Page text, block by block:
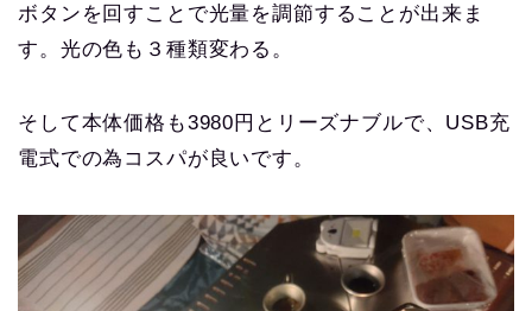
ボタンを回すことで光量を調節することが出来ま
す。光の色も３種類変わる。
そして本体価格も3980円とリーズナブルで、USB充
電式での為コスパが良いです。